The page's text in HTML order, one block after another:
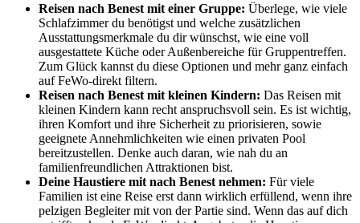
Reisen nach Benest mit einer Gruppe: Überlege, wie viele
Schlafzimmer du benötigst und welche zusätzlichen
Ausstattungsmerkmale du dir wünschst, wie eine voll
ausgestattete Küche oder Außenbereiche für Gruppentreffen.
Zum Glück kannst du diese Optionen und mehr ganz einfach
auf FeWo-direkt filtern.
Reisen nach Benest mit kleinen Kindern: Das Reisen mit
kleinen Kindern kann recht anspruchsvoll sein. Es ist wichtig,
ihren Komfort und ihre Sicherheit zu priorisieren, sowie
geeignete Annehmlichkeiten wie einen privaten Pool
bereitzustellen. Denke auch daran, wie nah du an
familienfreundlichen Attraktionen bist.
Deine Haustiere mit nach Benest nehmen: Für viele
Familien ist eine Reise erst dann wirklich erfüllend, wenn ihre
pelzigen Begleiter mit von der Partie sind. Wenn das auf dich